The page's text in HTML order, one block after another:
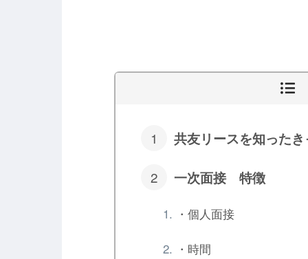
共友リースを知った
一次面接 特徴
・個人面接
・時間